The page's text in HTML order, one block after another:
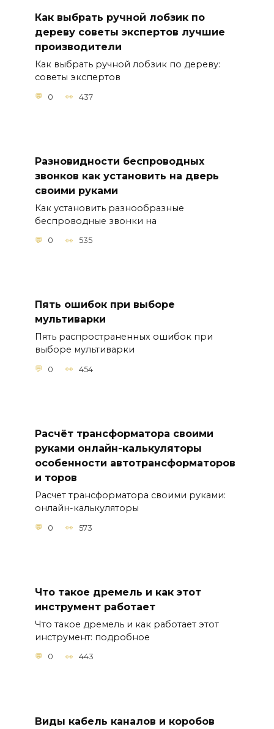
Как выбрать ручной лобзик по
дереву советы экспертов лучшие
производители
Как выбрать ручной лобзик по дереву:
советы экспертов
0 437
Разновидности беспроводных
звонков как установить на дверь
своими руками
Как установить разнообразные
беспроводные звонки на
0 535
Пять ошибок при выборе
мультиварки
Пять распространенных ошибок при
выборе мультиварки
0 454
Расчёт трансформатора своими
руками онлайн-калькуляторы
особенности автотрансформаторов
и торов
Расчет трансформатора своими руками:
онлайн-калькуляторы
0 573
Что такое дремель и как этот
инструмент работает
Что такое дремель и как работает этот
инструмент: подробное
0 443
Виды кабель каналов и коробов